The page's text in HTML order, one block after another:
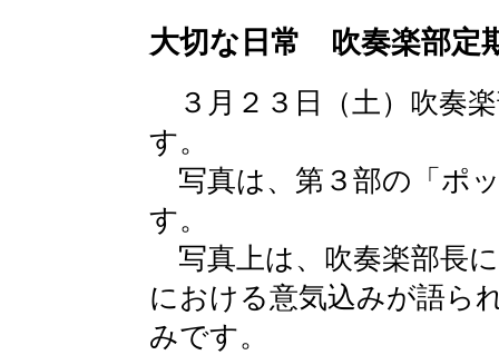
大切な日常 吹奏楽部定
３月２３日（土）吹奏
す。
写真は、第３部の「ポ
す。
写真上は、吹奏楽部長
における意気込みが語ら
みです。